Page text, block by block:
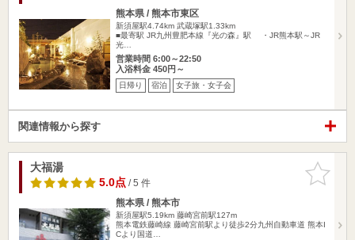
熊本県 / 熊本市東区
新須屋駅4.74km 武蔵塚駅1.33km
■最寄駅 JR九州豊肥本線『光の森』駅 ・JR熊本駅～JR
光…
営業時間 6:00～22:50
入浴料金 450円～
日帰り 宿泊 女子旅・女子会
関連情報から探す
お気に入
りに追加
大福湯
5.0点/ 5 件
熊本県 / 熊本市
新須屋駅5.19km 藤崎宮前駅127m
熊本電鉄藤崎線 藤崎宮前駅より徒歩2分九州自動車道 熊本I
Cより国道…